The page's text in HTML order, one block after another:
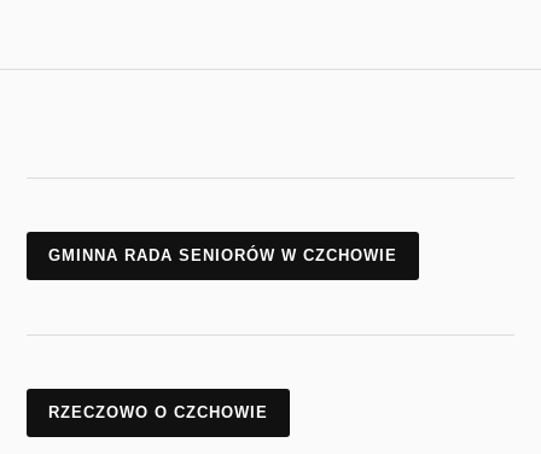
GMINNA RADA SENIORÓW W CZCHOWIE
RZECZOWO O CZCHOWIE